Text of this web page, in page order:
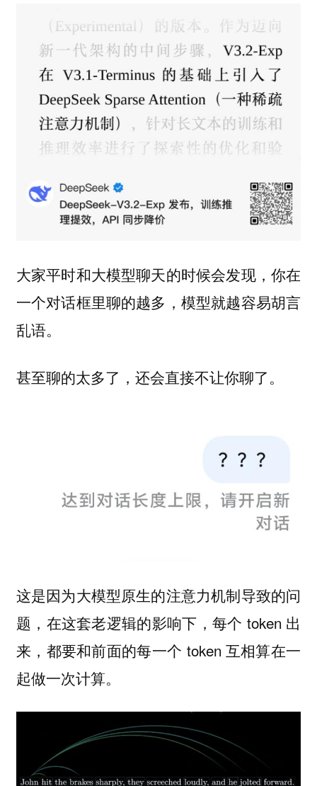
大家平时和大模型聊天的时候会发现，你在
一个对话框里聊的越多，模型就越容易胡言
乱语。
甚至聊的太多了，还会直接不让你聊了。
这是因为大模型原生的注意力机制导致的问
题，在这套老逻辑的影响下，每个 token 出
来，都要和前面的每一个 token 互相算在一
起做一次计算。